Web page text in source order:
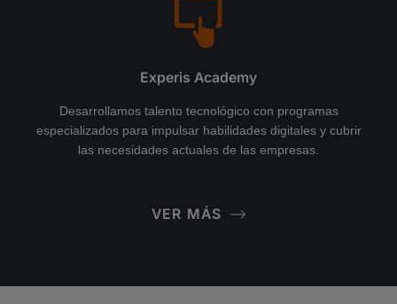
Experis Academy
Desarrollamos talento tecnológico con programas
especializados para impulsar habilidades digitales y cubrir
las necesidades actuales de las empresas.
VER MÁS